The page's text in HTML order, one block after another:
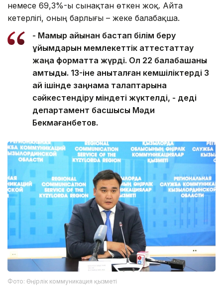
немесе 69,3%-ы сынақтан өткен жоқ. Айта
кетерлігі, оның барлығы – жеке балабақша.
- Мамыр айынан бастап білім беру
ұйымдарын мемлекеттік аттестаттау
жаңа форматта жүрді. Ол 22 балабақшаны
қамтыды. 13-іне анықталған кемшіліктерді 3
ай ішінде заңнама талаптарына
сәйкестендіру міндеті жүктелді, - деді
департамент басшысы Мәди
Бекмағанбетов.
Фото: Өңірлік коммуникация қызметі